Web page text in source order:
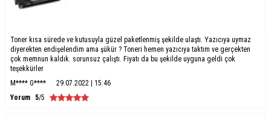
Toner kısa sürede ve kutusuyla güzel paketlenmiş şekilde ulaştı. Yazıcıya uymaz
diyerekten endişelendim ama şükür ? Toneri hemen yazıcıya taktım ve gerçekten
çok memnun kaldık. sorunsuz çalıştı. Fiyatı da bu şekilde uyguna geldi çok
teşekkürler
M**** G****
29.07.2022 | 15:46
Yorum 5/5